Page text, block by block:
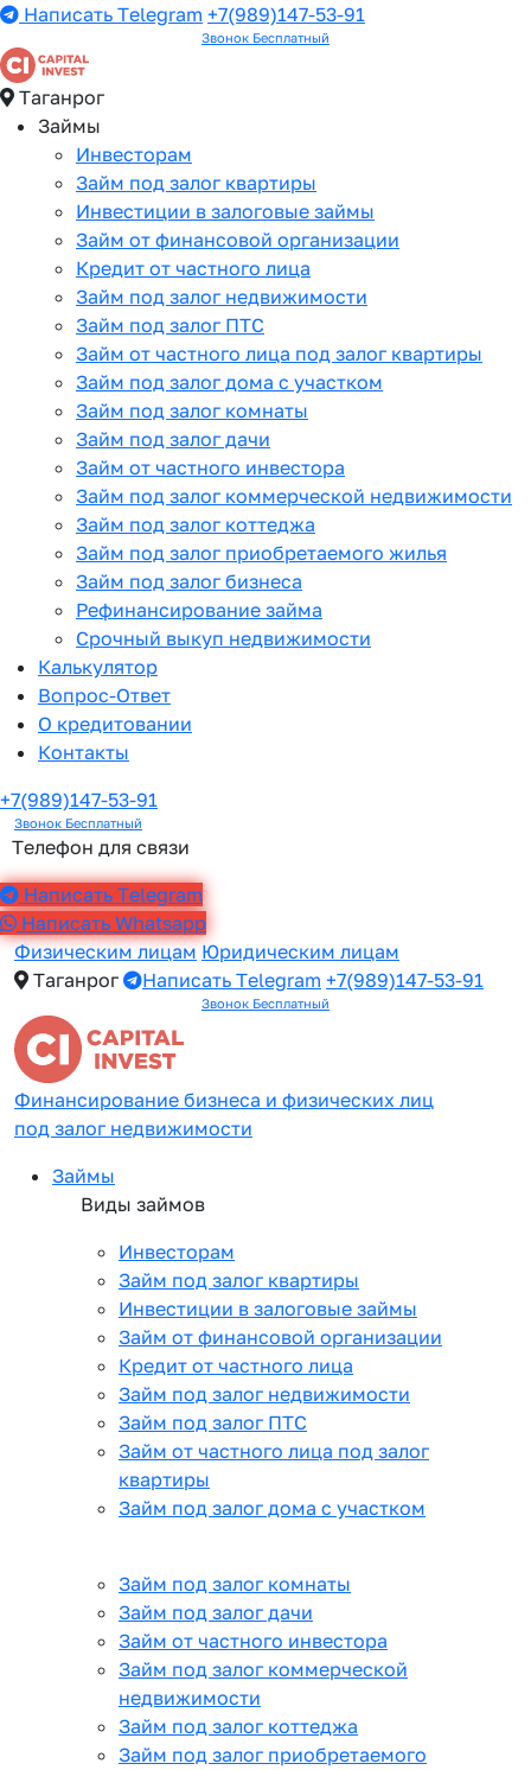
Написать Telegram +7(989)147-53-91
Звонок Бесплатный
Таганрог
Займы
Инвесторам
Займ под залог квартиры
Инвестиции в залоговые займы
Займ от финансовой организации
Кредит от частного лица
Займ под залог недвижимости
Займ под залог ПТС
Займ от частного лица под залог квартиры
Займ под залог дома с участком
Займ под залог комнаты
Займ под залог дачи
Займ от частного инвестора
Займ под залог коммерческой недвижимости
Займ под залог коттеджа
Займ под залог приобретаемого жилья
Займ под залог бизнеса
Рефинансирование займа
Срочный выкуп недвижимости
Калькулятор
Вопрос-Ответ
О кредитовании
Контакты
+7(989)147-53-91
Звонок Бесплатный
Телефон для связи
Написать Telegram
Написать Whatsapp
Физическим лицам Юридическим лицам
Таганрог
Написать Telegram +7(989)147-53-91
Звонок Бесплатный
Финансирование бизнеса и физических лиц
под залог недвижимости
Займы
Виды займов
Инвесторам
Займ под залог квартиры
Инвестиции в залоговые займы
Займ от финансовой организации
Кредит от частного лица
Займ под залог недвижимости
Займ под залог ПТС
Займ от частного лица под залог
квартиры
Займ под залог дома с участком
Займ под залог комнаты
Займ под залог дачи
Займ от частного инвестора
Займ под залог коммерческой
недвижимости
Займ под залог коттеджа
Займ под залог приобретаемого